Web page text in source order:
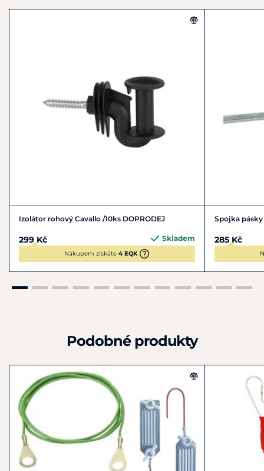
Izolátor rohový Cavallo /10ks DOPRODEJ
299 Kč Skladem
Nákupem získáte4 EQK
Spojka
285 Kč
Podobné produkty